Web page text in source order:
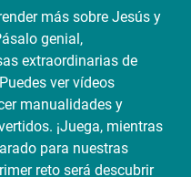
más sobre Jesús y
genial,
extraordinarias de
ver vídeos
manualidades y
¡Juega, mientras
para nuestras
reto será descubrir